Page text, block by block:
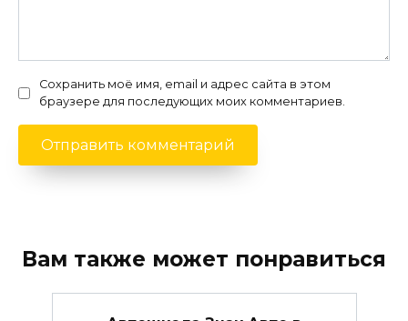
Сохранить моё имя, email и адрес сайта в этом
браузере для последующих моих комментариев.
Вам также может понравиться